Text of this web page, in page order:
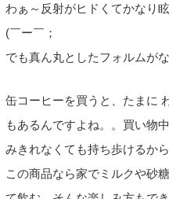
わぁ～反射がヒドくてかなり
(￣ー￣；
でも真ん丸としたフォルムが
缶コーヒーを買うと、たまに
もあるんですよね。。買い物
みきれなくても持ち歩けるか
この商品なら家でミルクや砂